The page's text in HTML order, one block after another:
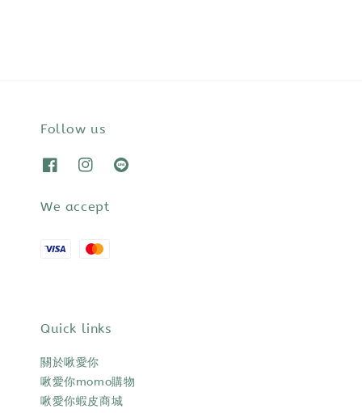
Follow us
We accept
Quick links
關於啾愛你
啾愛你momo購物
啾愛你蝦皮商城